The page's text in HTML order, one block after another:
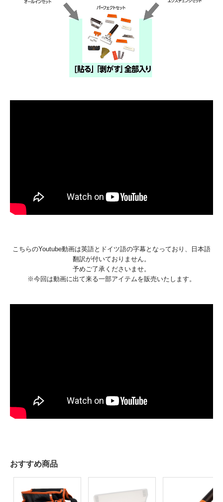
こちらのYoutube動画は英語とドイツ語の字幕となっており、日本語
翻訳が付いておりません。
予めご了承くださいませ。
※今回は動画に出て来る一部アイテムを販売いたします。
おすすめ商品